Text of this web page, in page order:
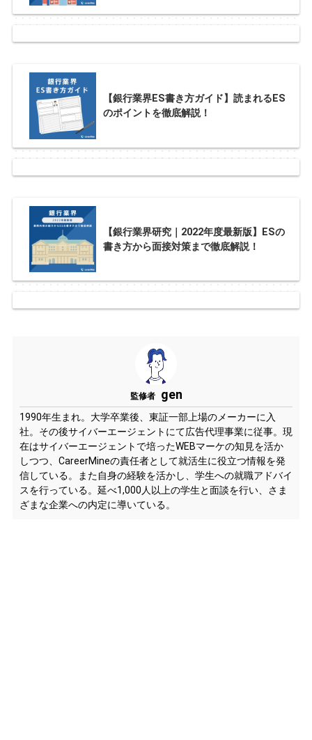
【銀行業界ES書き方ガイド】読まれるES
のポイントを徹底解説！
【銀行業界研究｜2022年度最新版】ESの
書き方から面接対策まで徹底解説！
監修者 gen
1990年生まれ。大学卒業後、東証一部上場のメーカーに入
社。その後サイバーエージェントにて広告代理事業に従事。現
在はサイバーエージェントで培ったWEBマーケの知見を活か
しつつ、CareerMineの責任者として就活生に役立つ情報を発
信している。また自身の経験を活かし、学生への就職アドバイ
スを行っている。延べ1,000人以上の学生と面談を行い、さま
ざまな企業への内定に導いている。